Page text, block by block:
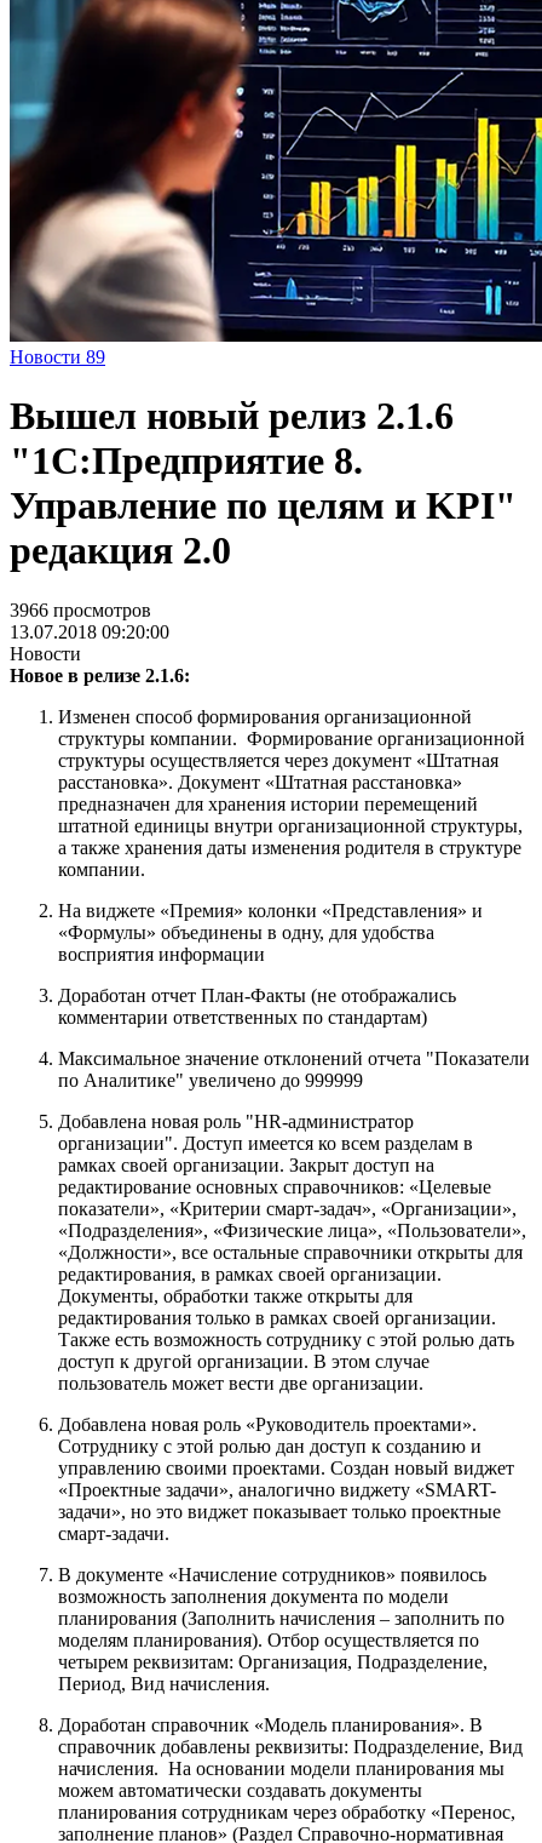
Новости 89
Вышел новый релиз 2.1.6
"1С:Предприятие 8.
Управление по целям и KPI"
редакция 2.0
3966 просмотров
13.07.2018 09:20:00
Новости
Новое в релизе 2.1.6:
Изменен способ формирования организационной
структуры компании. Формирование организационной
структуры осуществляется через документ «Штатная
расстановка». Документ «Штатная расстановка»
предназначен для хранения истории перемещений
штатной единицы внутри организационной структуры,
а также хранения даты изменения родителя в структуре
компании.
На виджете «Премия» колонки «Представления» и
«Формулы» объединены в одну, для удобства
восприятия информации
Доработан отчет План-Факты (не отображались
комментарии ответственных по стандартам)
Максимальное значение отклонений отчета "Показатели
по Аналитике" увеличено до 999999
Добавлена новая роль "HR-администратор
организации". Доступ имеется ко всем разделам в
рамках своей организации. Закрыт доступ на
редактирование основных справочников: «Целевые
показатели», «Критерии смарт-задач», «Организации»,
«Подразделения», «Физические лица», «Пользователи»,
«Должности», все остальные справочники открыты для
редактирования, в рамках своей организации.
Документы, обработки также открыты для
редактирования только в рамках своей организации.
Также есть возможность сотруднику с этой ролью дать
доступ к другой организации. В этом случае
пользователь может вести две организации.
Добавлена новая роль «Руководитель проектами».
Сотруднику с этой ролью дан доступ к созданию и
управлению своими проектами. Создан новый виджет
«Проектные задачи», аналогично виджету «SMART-
задачи», но это виджет показывает только проектные
смарт-задачи.
В документе «Начисление сотрудников» появилось
возможность заполнения документа по модели
планирования (Заполнить начисления – заполнить по
моделям планирования). Отбор осуществляется по
четырем реквизитам: Организация, Подразделение,
Период, Вид начисления.
Доработан справочник «Модель планирования». В
справочник добавлены реквизиты: Подразделение, Вид
начисления. На основании модели планирования мы
можем автоматически создавать документы
планирования сотрудникам через обработку «Перенос,
заполнение планов» (Раздел Справочно-нормативная